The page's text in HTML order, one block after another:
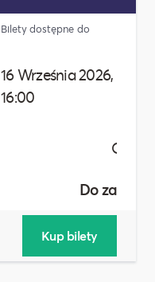
Bilety dostępne do
16 Września 2026,
16:00